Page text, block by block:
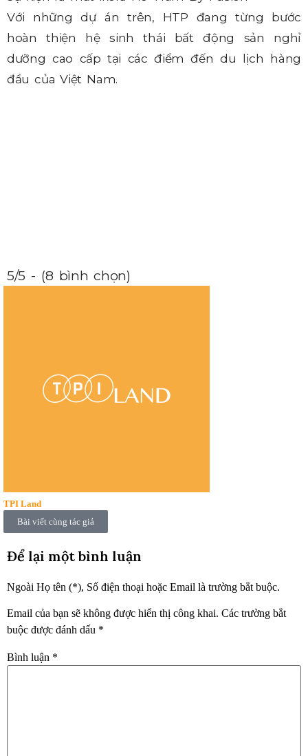
Với những dự án trên, HTP đang từng bước
hoàn thiện hệ sinh thái bất động sản nghỉ
dưỡng cao cấp tại các điểm đến du lịch hàng
đầu của Việt Nam.
5/5 - (8 bình chọn)
TPI Land
Bài viết cùng tác giả
Để lại một bình luận
Ngoài Họ tên (*), Số điện thoại hoặc Email là trường bắt buộc.
Email của bạn sẽ không được hiển thị công khai. Các trường bắt
buộc được đánh dấu *
Bình luận *